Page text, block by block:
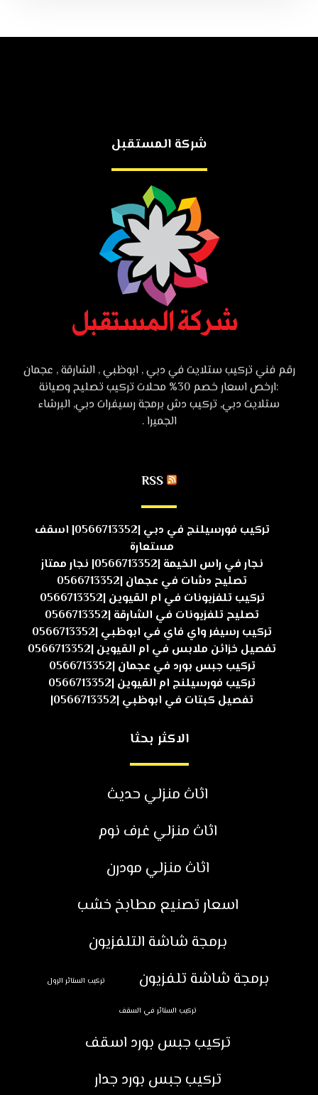
شركة المستقبل
رقم فني تركيب ستلايت في دبي , ابوظبي , الشارقة , عجمان
:ارخص اسعار خصم 30% محلات تركيب تصليح وصيانة
ستلايت دبي, تركيب دش برمجة رسيفرات دبي, البرشاء
الجميرا .
RSS
تركيب فورسيلنج في دبي |0566713352| اسقف
مستعارة
نجار في راس الخيمة |0566713352| نجار ممتاز
تصليح دشات في عجمان |0566713352
تركيب تلفزيونات في ام القيوين |0566713352
تصليح تلفزيونات في الشارقة |0566713352
تركيب رسيفر واي فاي في ابوظبي |0566713352
تفصيل خزائن ملابس في ام القيوين |0566713352
تركيب جبس بورد في عجمان |0566713352
تركيب فورسيلنج ام القيوين |0566713352
تفصيل كبتات في ابوظبي |0566713352|
الاكثر بحثا
اثاث منزلي حديث
اثاث منزلي غرف نوم
اثاث منزلي مودرن
اسعار تصنيع مطابخ خشب
برمجة شاشة التلفزيون
برمجة شاشة تلفزيون
تركيب الستائر الرول
تركيب الستائر في السقف
تركيب جبس بورد اسقف
تركيب جبس بورد جدار